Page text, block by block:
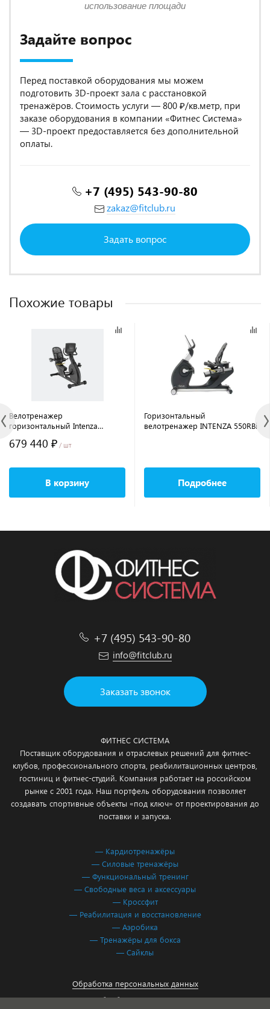
Задайте вопрос
Перед поставкой оборудования мы можем
подготовить 3D-проект зала с расстановкой
тренажёров. Стоимость услуги — 800 ₽/кв.метр, при
заказе оборудования в компании «Фитнес Система»
— 3D-проект предоставляется без дополнительной
оплаты.
+7 (495) 543-90-80
zakaz@fitclub.ru
Задать вопрос
использование площади
Похожие товары
Велотренажер
горизонтальный Intenza
679 440 ₽ / шт
В корзину
Горизонтальный
велотренажер INTENZA 550RBi
Подробнее
+7 (495) 543-90-80
info@fitclub.ru
Заказать звонок
ФИТНЕС СИСТЕМА
Поставщик оборудования и отраслевых решений для фитнес-
клубов, профессионального спорта, реабилитационных центров,
гостиниц и фитнес-студий. Компания работает на российском
рынке с 2001 года. Наш портфель оборудования позволяет
создавать спортивные объекты «под ключ» от проектирования до
поставки и запуска.
— Кардиотренажёры
— Силовые тренажёры
— Функциональный тренинг
— Свободные веса и аксессуары
— Кроссфит
— Реабилитация и восстановление
— Аэробика
— Тренажёры для бокса
— Сайклы
Обработка персональных данных
Согласие на обработку персональных данных